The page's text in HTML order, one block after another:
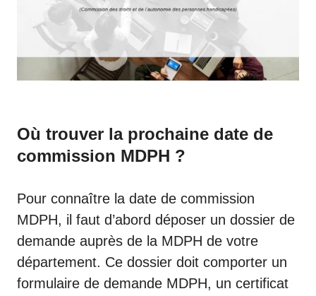
Où trouver la prochaine date de
commission MDPH ?
Pour connaître la date de commission
MDPH, il faut d’abord déposer un dossier de
demande auprès de la MDPH de votre
département. Ce dossier doit comporter un
formulaire de demande MDPH, un certificat